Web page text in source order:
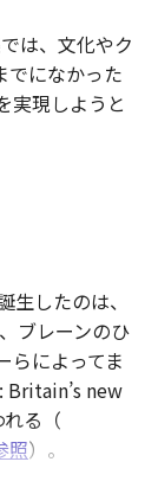
は、文化やク
でになかった
実現しようと
したのは、
ブレーンのひ
らによってま
Britain’s new
る（
照）。